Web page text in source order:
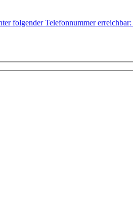
folgender Telefonnummer